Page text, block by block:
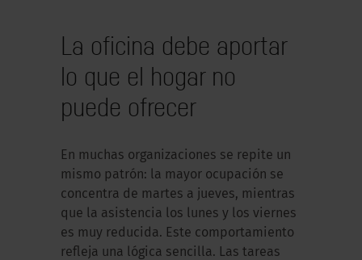
La oficina debe aportar
lo que el hogar no
puede ofrecer
En muchas organizaciones se repite un
mismo patrón: la mayor ocupación se
concentra de martes a jueves, mientras
que la asistencia los lunes y los viernes
es muy reducida. Este comportamiento
refleja una lógica sencilla. Las tareas